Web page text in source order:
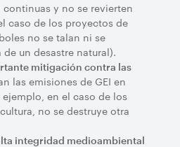
continuas y no se revierten
caso de los proyectos de
no se talan ni se
de un desastre natural).
mitigación contra las
las emisiones de GEI en
en el caso de los
no se destruye otra
integridad medioambiental